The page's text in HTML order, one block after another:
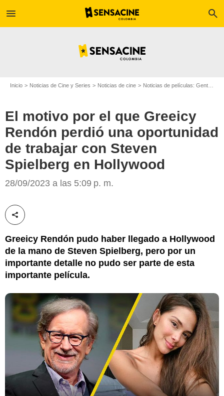
menu search
Inicio Noticias de Cine y Series Noticias de cine Noticias de películas: Gente
El motivo por el que Greeicy
Rendón perdió una oportunidad
de trabajar con Steven
Spielberg en Hollywood
28/09/2023 a las 5:09 p. m.
Compartir esta noticia
Greeicy Rendón pudo haber llegado a Hollywood
de la mano de Steven Spielberg, pero por un
importante detalle no pudo ser parte de esta
importante película.